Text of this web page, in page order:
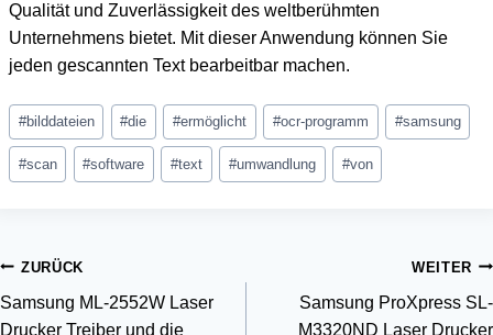
Qualität und Zuverlässigkeit des weltberühmten
Unternehmens bietet. Mit dieser Anwendung können Sie
jeden gescannten Text bearbeitbar machen.
Schlagworte:
#bilddateien #die #ermöglicht #ocr-programm #samsung
#scan #software #text #umwandlung #von
Beitragsnavigation
ZURÜCK
Samsung ML-2552W Laser
Drucker Treiber und die
WEITER
Samsung ProXpress SL-
M3320ND Laser Drucker